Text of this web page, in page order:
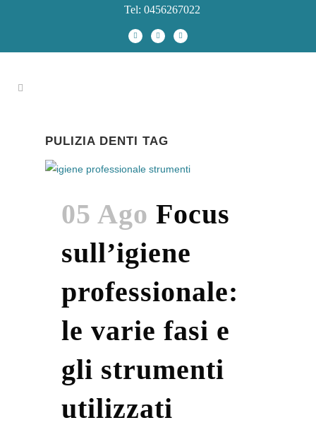
Tel: 0456267022
PULIZIA DENTI TAG
05 Ago Focus
sull’igiene
professionale:
le varie fasi e
gli strumenti
utilizzati